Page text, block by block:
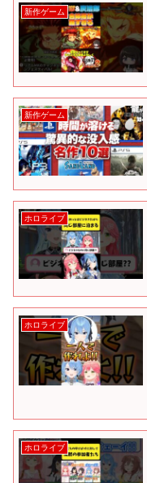
新作ゲーム
新作ゲーム
ホロライブ
ホロライブ
ホロライブ